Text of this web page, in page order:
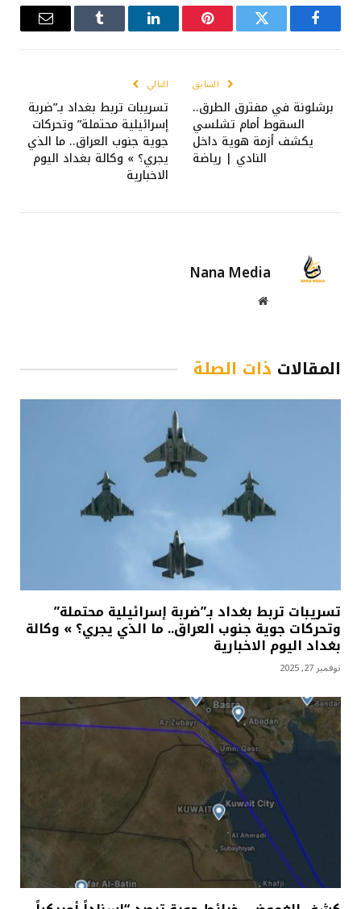
فيسبوك تويتر بينتيريستلينكدإن Tumblr
البريد
السابق
برشلونة في مفترق الطرق..
السقوط أمام تشلسي
يكشف أزمة هوية داخل
النادي | رياضة
التالي
تسريبات تربط بغداد بـ”ضربة
إسرائيلية محتملة” وتحركات
جوية جنوب العراق.. ما الذي
يجري؟ » وكالة بغداد اليوم
الاخبارية
Nana Media
موقع
المقالات ذات الصلة
تسريبات تربط بغداد بـ”ضربة إسرائيلية محتملة”
وتحركات جوية جنوب العراق.. ما الذي يجري؟ » وكالة
بغداد اليوم الاخبارية
نوفمبر 27, 2025